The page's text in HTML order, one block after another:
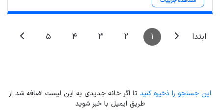
ابتدا 1
2
3
4
5
این جستجو را ذخیره کنید تا اگر خانه جدیدی به این لیست اضافه شد از
طریق ایمیل با خبر شوید